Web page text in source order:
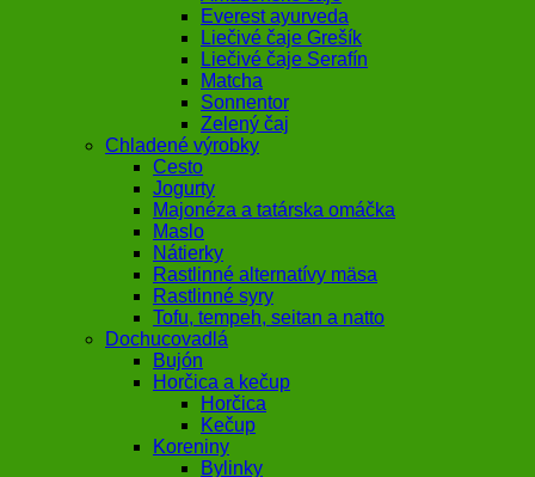
Everest ayurveda
Liečivé čaje Grešík
Liečivé čaje Serafín
Matcha
Sonnentor
Zelený čaj
Chladené výrobky
Cesto
Jogurty
Majonéza a tatárska omáčka
Maslo
Nátierky
Rastlinné alternatívy mäsa
Rastlinné syry
Tofu, tempeh, seitan a natto
Dochucovadlá
Bujón
Horčica a kečup
Horčica
Kečup
Koreniny
Bylinky